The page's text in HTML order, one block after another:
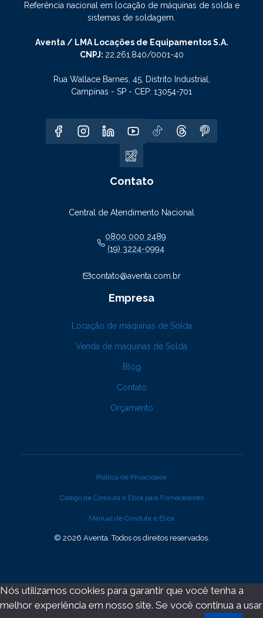
Referência nacional em locação de máquinas de solda e
sistemas de soldagem.
Aventa / LMA Locações de Equipamentos S.A.
CNPJ: 22.261.840/0001-40
Rua Wallace Barnes, 45, Distrito Industrial,
Campinas - SP - CEP: 13054-701
Contato
Central de Atendimento Nacional
0800 000 2489
(19) 3224-0994
contato@aventa.com.br
Empresa
Locação de máquinas de Solda
Venda de máquinas de Solda
Blog
Contato
Orçamento
© 2026 Aventa. Todos os direitos reservados.
Política de Privacidade
Código de Conduta e Ética para Fornecedores
Manual de Conduta e Ética
Nós utilizamos cookies para garantir que você tenha a
melhor experiência em nosso site. Se você continua a usar